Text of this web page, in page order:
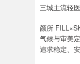
三城主流轻
颜所
气候与审美
追求稳定、